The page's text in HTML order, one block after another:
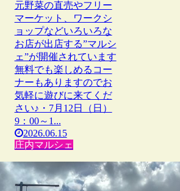
元野菜の直売やフリー
マーケット、ワークシ
ョップなどいろいろな
お店が出店する”マルシ
ェ”が開催されています
無料でも楽しめるコー
ナーもありますのでお
気軽に遊びに来てくだ
さい♪・7月12日（日）
9：00～1...
2026.06.15
庄内マルシェ